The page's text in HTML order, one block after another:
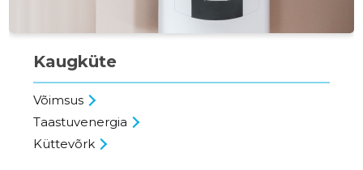
Kaugküte
Võimsus
Taastuvenergia
Küttevõrk